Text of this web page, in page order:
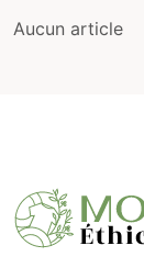
Aucun article